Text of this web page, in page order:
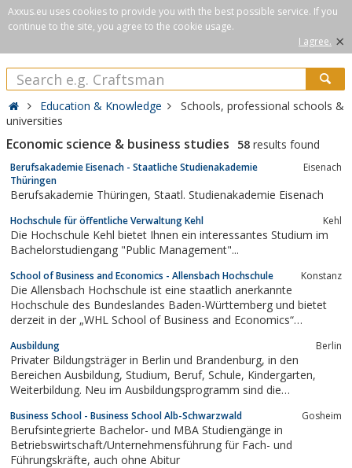
Axxus.eu uses cookies to provide you with the best possible service. If you
continue to the site, you agree to the cookie usage.
I agree. ×
Education & Knowledge
Schools, professional schools &
universities
Economic science & business studies 58 results found
Berufsakademie Eisenach - Staatliche Studienakademie
Thüringen
Eisenach
Berufsakademie Thüringen, Staatl. Studienakademie Eisenach
Hochschule für öffentliche Verwaltung Kehl Kehl
Die Hochschule Kehl bietet Ihnen ein interessantes Studium im
Bachelorstudiengang "Public Management"...
School of Business and Economics - Allensbach Hochschule Konstanz
Die Allensbach Hochschule ist eine staatlich anerkannte
Hochschule des Bundeslandes Baden-Württemberg und bietet
derzeit in der „WHL School of Business and Economics“
der Wirtschaftswissenschaften an.
Ausbildung Berlin
Privater Bildungsträger in Berlin und Brandenburg, in den
Bereichen Ausbildung, Studium, Beruf, Schule, Kindergarten,
Weiterbildung. Neu im Ausbildungsprogramm sind die
Tourismus und Wirtschaft.
Business School - Business School Alb-Schwarzwald Gosheim
Berufsintegrierte Bachelor- und MBA Studiengänge in
Betriebswirtschaft/Unternehmensführung für Fach- und
Führungskräfte, auch ohne Abitur